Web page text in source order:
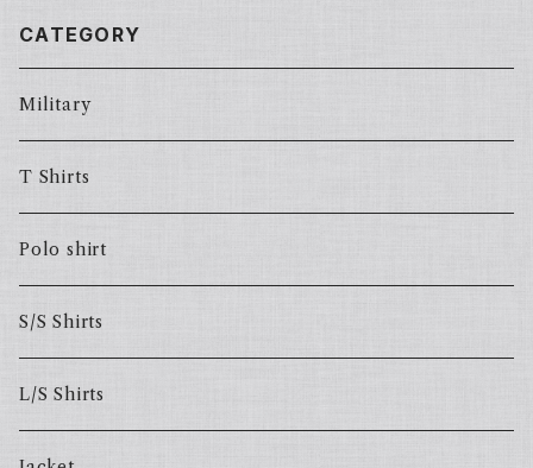
CATEGORY
Military
T Shirts
Polo shirt
S/S Shirts
L/S Shirts